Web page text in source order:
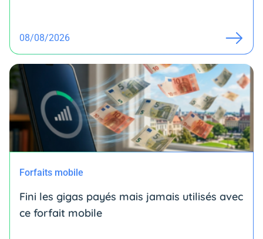
08/08/2026
Forfaits mobile
Fini les gigas payés mais jamais utilisés avec
ce forfait mobile